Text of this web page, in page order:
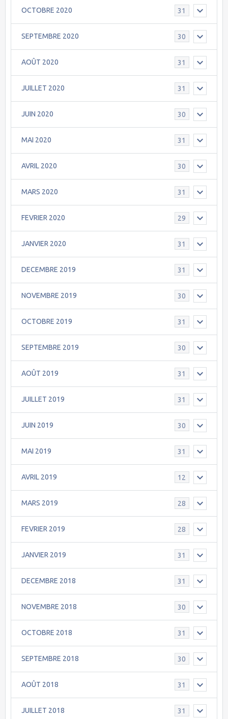
OCTOBRE 2020 31
SEPTEMBRE 2020 30
AOÛT 2020 31
JUILLET 2020 31
JUIN 2020 30
MAI 2020 31
AVRIL 2020 30
MARS 2020 31
FEVRIER 2020 29
JANVIER 2020 31
DECEMBRE 2019 31
NOVEMBRE 2019 30
OCTOBRE 2019 31
SEPTEMBRE 2019 30
AOÛT 2019 31
JUILLET 2019 31
JUIN 2019 30
MAI 2019 31
AVRIL 2019 12
MARS 2019 28
FEVRIER 2019 28
JANVIER 2019 31
DECEMBRE 2018 31
NOVEMBRE 2018 30
OCTOBRE 2018 31
SEPTEMBRE 2018 30
AOÛT 2018 31
JUILLET 2018 31